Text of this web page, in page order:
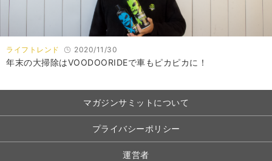
ライフトレンド 2020/11/30
年末の大掃除はVOODOORIDEで車もピカピカに！
マガジンサミットについて
プライバシーポリシー
運営者